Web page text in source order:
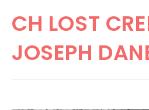
CH LOST
JOSEPH